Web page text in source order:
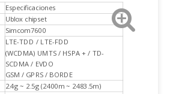
Especificaciones
Ublox chipset
Simcom7600
LTE-TDD / LTE-FDD
(WCDMA) UMTS / HSPA + / TD-
SCDMA / EVDO
GSM / GPRS / BORDE
2.4g ~ 2.5g (2400m ~ 2483.5m)